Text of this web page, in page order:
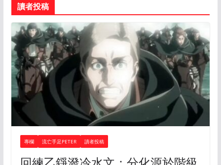
讀者投稿
專欄 流亡手足PETER 讀者投稿